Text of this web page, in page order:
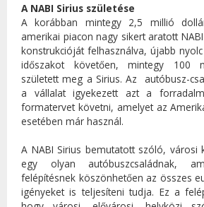
A NABI Sirius születése
A korábban mintegy 2,5 millió
amerikai piacon nagy sikert aratott
konstrukcióját felhasználva, újabb
időszakot követően, mintegy 100
született meg a Sirius. Az autóbusz-
a vállalat igyekezett azt a
formatervet követni, amelyet az
esetében már használ.
A NABI Sirius bemutatott szóló, városi
egy olyan autóbuszcsaládnak,
felépítésnek köszönhetően az összes
igényeket is teljesíteni tudja. Ez a